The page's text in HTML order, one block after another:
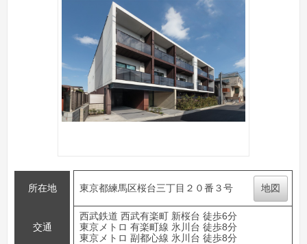
所在地 東京都練馬区桜台三丁目２０番３号 地図
交通
西武鉄道 西武有楽町 新桜台 徒歩6分
東京メトロ 有楽町線 氷川台 徒歩8分
東京メトロ 副都心線 氷川台 徒歩8分